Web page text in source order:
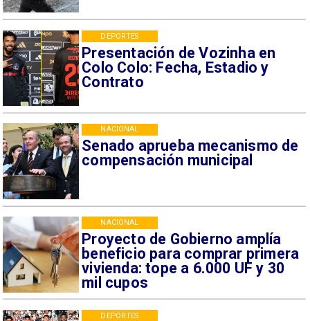
Presentación de Vozinha en
Colo Colo: Fecha, Estadio y
Contrato
DEPORTES
Senado aprueba mecanismo de
compensación municipal
NACIONAL
Proyecto de Gobierno amplía
beneficio para comprar primera
vivienda: tope a 6.000 UF y 30
mil cupos
NACIONAL
DEPORTES